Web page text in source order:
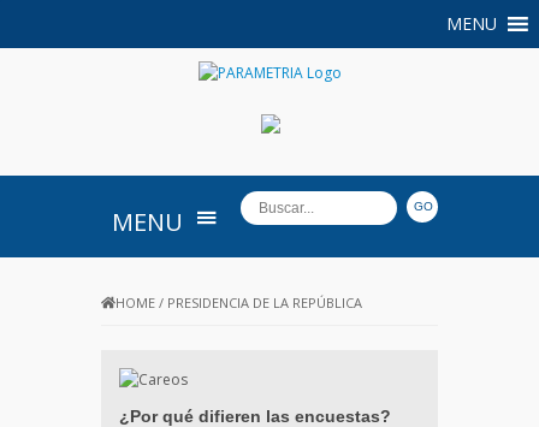
MENU
PARAMETRIA
MENU
HOME / PRESIDENCIA DE LA REPÚBLICA
¿Por qué difieren las encuestas?